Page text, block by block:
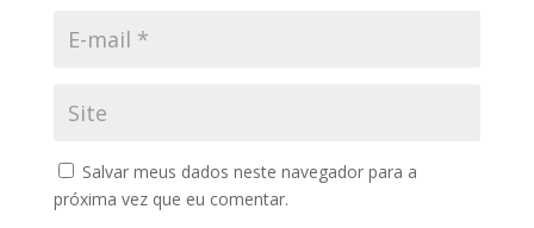
Salvar meus dados neste navegador para a
próxima vez que eu comentar.